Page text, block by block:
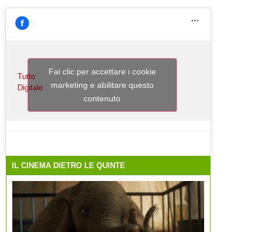
Tutto
Digitale
Fai clic per accettare i cookie
marketing e abilitare questo
contenuto
IL CINEMA DIETRO LE QUINTE